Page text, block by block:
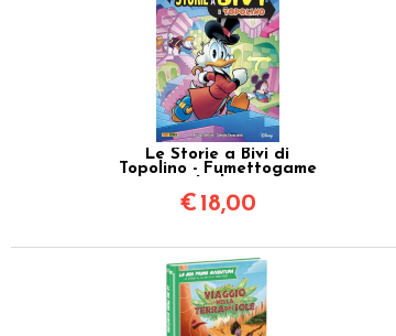
Le Storie a Bivi di
Topolino - Fumettogame
€ 18,00